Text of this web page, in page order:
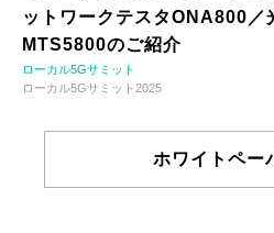
ットワークテスタONA800／
MTS5800のご紹介
ローカル5Gサミット
ローカル5Gサミット2025
ホワイトペー